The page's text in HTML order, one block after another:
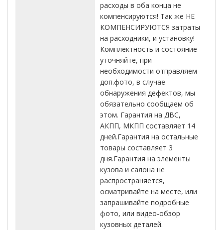
расходы в оба конца не
компенсируются! Так же НЕ
КОМПЕНСИРУЮТСЯ затраты
на расходники, и установку!
Комплектность и состояние
уточняйте, при
необходимости отправляем
доп.фото, в случае
обнаружения дефектов, мы
обязательно сообщаем об
этом. Гарантия на ДВС,
АКПП, МКПП составляет 14
дней.Гарантия на остальные
товары составляет 3
дня.Гарантия на элементы
кузова и салона не
распространяется,
осматривайте на месте, или
запрашивайте подробные
фото, или видео-обзор
кузовных деталей.